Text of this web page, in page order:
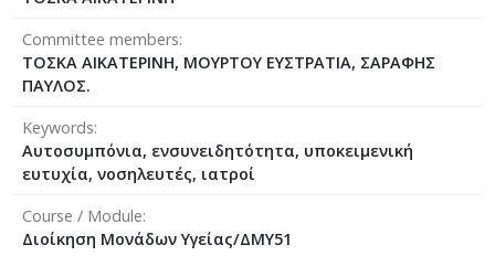
Committee members
ΤΟΣΚΑ ΑΙΚΑΤΕΡΙΝΗ, ΜΟΥΡΤΟΥ ΕΥΣΤΡΑΤΙΑ, ΣΑΡΑΦΗΣ
ΠΑΥΛΟΣ.
Keywords
Αυτοσυμπόνια, ενσυνειδητότητα, υποκειμενική
ευτυχία, νοσηλευτές, ιατροί
Course / Module
Διοίκηση Μονάδων Υγείας/ΔΜΥ51